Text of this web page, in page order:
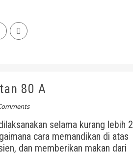
80 A
selama kurang lebih 2
cara memandikan di atas
dan memberikan makan dari